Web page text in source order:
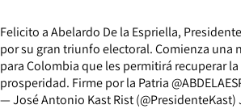
Felicito a Abelardo De la Espriella,
por su gran triunfo electoral. Comienza una
para Colombia que les permitirá recuperar
prosperidad. Firme por la Patria
— José Antonio Kast Rist (@PresidenteKast)